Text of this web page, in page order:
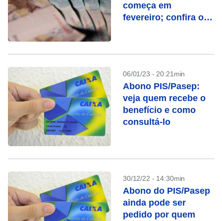
começa em
fevereiro; confira o
06/01/23 - 20:21min
Abono PIS/Pasep:
veja quem recebe o
benefício e como
consultá-lo
30/12/22 - 14:30min
Abono do PIS/Pasep
ainda pode ser
pedido por quem